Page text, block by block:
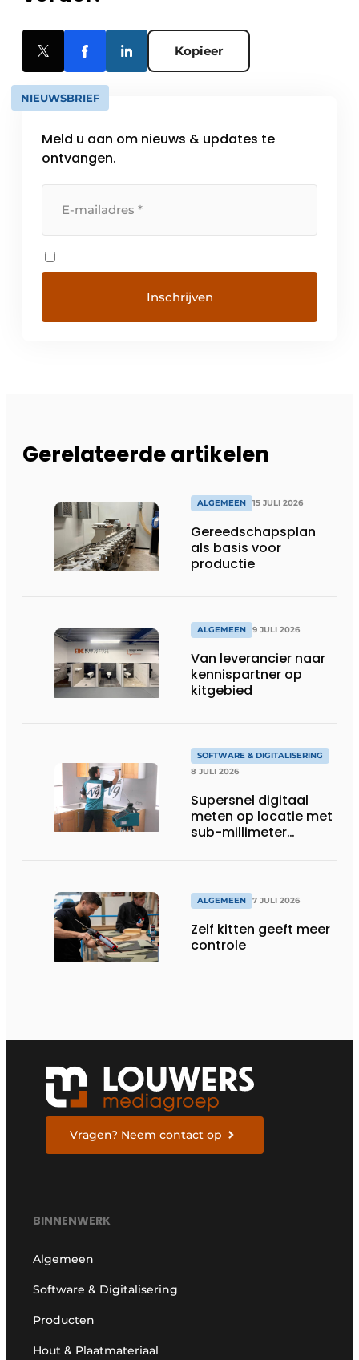
Kopieer
NIEUWSBRIEF
Meld u aan om nieuws & updates te
ontvangen.
Gerelateerde artikelen
ALGEMEEN 15 JULI 2026
Gereedschapsplan
als basis voor
productie
ALGEMEEN 9 JULI 2026
Van leverancier naar
kennispartner op
kitgebied
SOFTWARE & DIGITALISERING
8 JULI 2026
Supersnel digitaal
meten op locatie met
sub-millimeter
ALGEMEEN 7 JULI 2026
Zelf kitten geeft meer
controle
Vragen? Neem contact op
BINNENWERK
Algemeen
Software & Digitalisering
Producten
Hout & Plaatmateriaal